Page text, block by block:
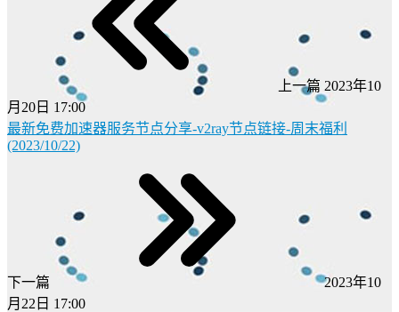
上一篇 2023年10
月20日 17:00
最新免费加速器服务节点分享-v2ray节点链接-周末福利
(2023/10/22)
下一篇
2023年10
月22日 17:00